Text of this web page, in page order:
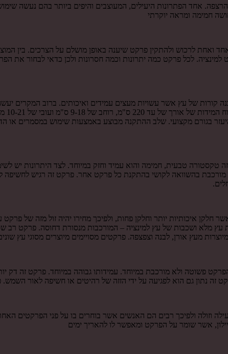
אחד הפתרונות היעילים, המעוצבים והיפים ביותר בהם נעשה
חמימה ומראה יוקרתי
לרכוש ולהתקין פרקט שיענה באופן מושלם על הצרכים. בין
לכל פרקט כמה יתרונות וכמה חסרונות ולכן כדאי לבחור את
קורות של עץ אשר עשויות מעצים עמידים ואיכותים. ברוב המקרים
בגורם מקצועי. שלב ההתקנה מבוצע באמצעות שימוש במסמרים או
טבעית, חמימה והוא עמיד וחזק במיוחד. לצד היתרונות יש
בהשוואה לקושי בהתקנת כל פרקט אחר. פרקט זה רגיש לחשיפה
איכותיות יותר וחלקן פחות, ולפיכך מחירו יהיה זול מזה של פרקט
עץ מלא ושכבות של עץ למינציה – המורכבות מנסורת דחוסה. פרקט
מעץ אורן, לבנה וצפצפה. פרקטים מסויימים מיוצרים מסוגי עץ
פשוטה ולא מורכבת במיוחד. עמידותו גבוהה במיוחד. פרקט זה דק
נתון גם הוא לפגיעה על ידי הזזה של רהיטים או חשיפה לאור השמש.
וזולה ולפיכך רבים הם האנשים אשר בוחרים בו על פני הפרקטים
אשר שומר על הפרקט ומאפשר לו להאריך ימים